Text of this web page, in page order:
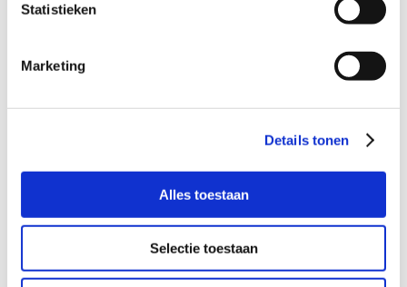
Statistieken
Marketing
Details tonen
Alles toestaan
Selectie toestaan
Dan kun je contact opnemen met Nienke van der